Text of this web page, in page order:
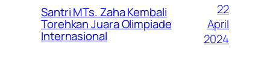
Santri MTs. Zaha Kembali
Torehkan Juara Olimpiade
Internasional
22
April
2024